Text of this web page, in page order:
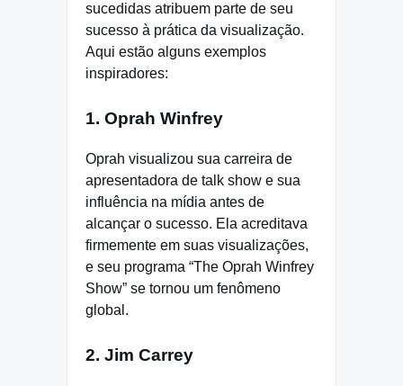
sucedidas atribuem parte de seu
sucesso à prática da visualização.
Aqui estão alguns exemplos
inspiradores:
1. Oprah Winfrey
Oprah visualizou sua carreira de
apresentadora de talk show e sua
influência na mídia antes de
alcançar o sucesso. Ela acreditava
firmemente em suas visualizações,
e seu programa “The Oprah Winfrey
Show” se tornou um fenômeno
global.
2. Jim Carrey